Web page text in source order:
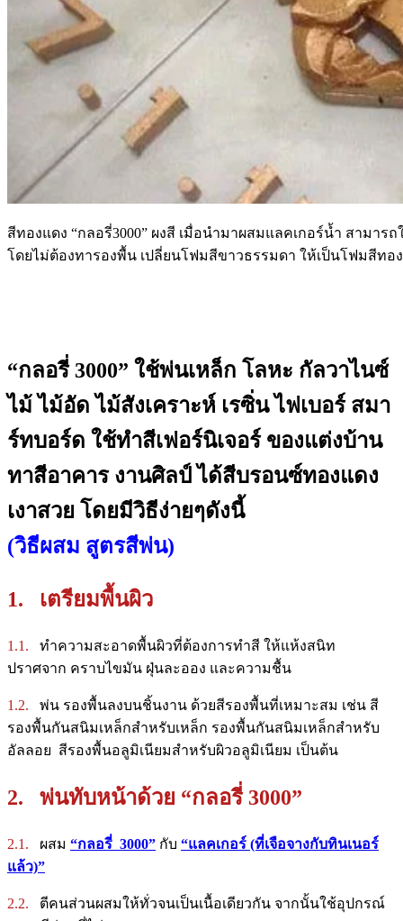
สีทองแดง “กลอรี่3000” ผงสี เมื่อนำมาผสมแลคเกอร์น้ำ สามา
โดยไม่ต้องทารองพื้น เปลี่ยนโฟมสีขาวธรรมดา ให้เป็นโฟมสีท
“กลอรี่ 3000” ใช้พ่นเหล็ก โลหะ กัลวาไนซ์
ไม้ ไม้อัด ไม้สังเคราะห์ เรซิ่น ไฟเบอร์ สมา
ร์ทบอร์ด ใช้ทำสีเฟอร์นิเจอร์ ของแต่งบ้าน
ทาสีอาคาร งานศิลป์ ได้สีบรอนซ์ทองแดง
เงาสวย โดยมีวิธีง่ายๆดังนี้
(วิธีผสม สูตรสีพ่น)
1. เตรียมพื้นผิว
1.1. ทำความสะอาดพื้นผิวที่ต้องการทำสี ให้แห้งสนิท
ปราศจาก คราบไขมัน ฝุ่นละออง และความชื้น
1.2. พ่น รองพื้นลงบนชิ้นงาน ด้วยสีรองพื้นที่เหมาะสม เช่น สี
รองพื้นกันสนิมเหล็กสำหรับเหล็ก รองพื้นกันสนิมเหล็กสำหรับ
อัลลอย สีรองพื้นอลูมิเนียมสำหรับผิวอลูมิเนียม เป็นต้น
2. พ่นทับหน้าด้วย “กลอรี่ 3000”
2.1. ผสม “กลอรี่ 3000” กับ “แลคเกอร์ (ที่เจือจางกับทินเนอร์
แล้ว)”
2.2. ตีคนส่วนผสมให้ทั่วจนเป็นเนื้อเดียวกัน จากนั้นใช้อุปกรณ์